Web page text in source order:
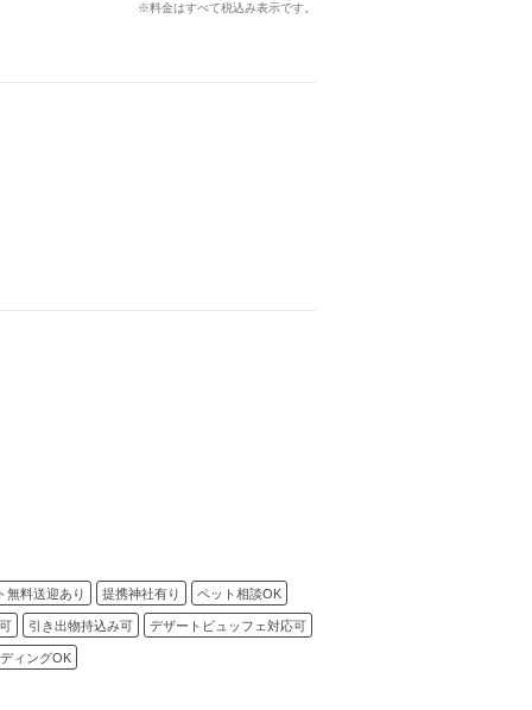
※料金はすべて税込み表示です。
無料送迎あり 提携神社有り ペット相談OK
引き出物持込み可 デザートビュッフェ対応可
ィングOK